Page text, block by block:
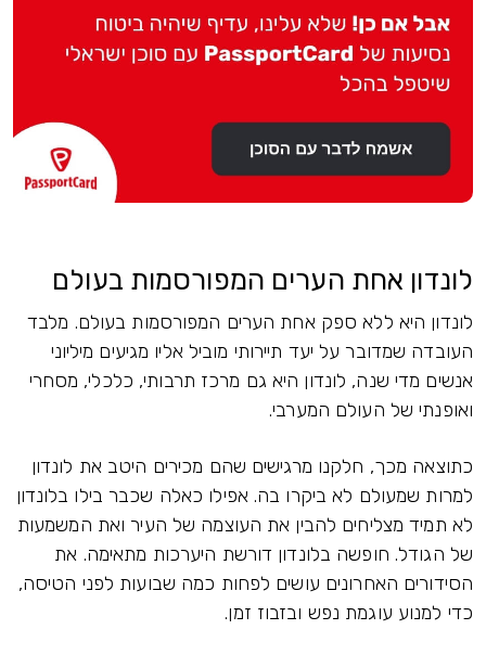
לונדון אחת הערים המפורסמות בעולם
לונדון היא ללא ספק אחת הערים המפורסמות בעולם. מלבד
העובדה שמדובר על יעד תיירותי מוביל אליו מגיעים מיליוני
אנשים מדי שנה, לונדון היא גם מרכז תרבותי, כלכלי, מסחרי
ואופנתי של העולם המערבי.
כתוצאה מכך, חלקנו מרגישים שהם מכירים היטב את לונדון
למרות שמעולם לא ביקרו בה. אפילו כאלה שכבר בילו בלונדון
לא תמיד מצליחים להבין את העוצמה של העיר ואת המשמעות
של הגודל. חופשה בלונדון דורשת היערכות מתאימה. את
הסידורים האחרונים עושים לפחות כמה שבועות לפני הטיסה,
כדי למנוע עוגמת נפש ובזבוז זמן.